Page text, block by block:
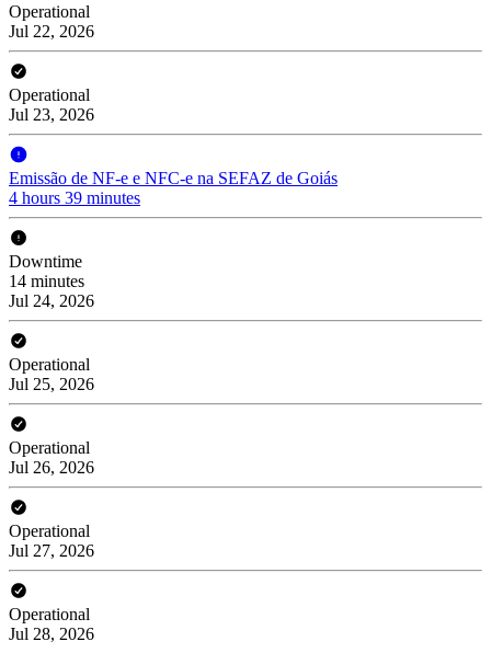
Operational
Jul 22, 2026
Operational
Jul 23, 2026
Emissão de NF-e e NFC-e na SEFAZ de Goiás
4 hours 39 minutes
Downtime
14 minutes
Jul 24, 2026
Operational
Jul 25, 2026
Operational
Jul 26, 2026
Operational
Jul 27, 2026
Operational
Jul 28, 2026